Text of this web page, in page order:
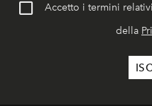
Accetto i termini
della